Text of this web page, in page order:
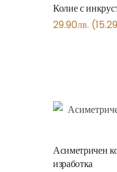
Колие с
29.90лв. (15.29
Асиметричен
изработка